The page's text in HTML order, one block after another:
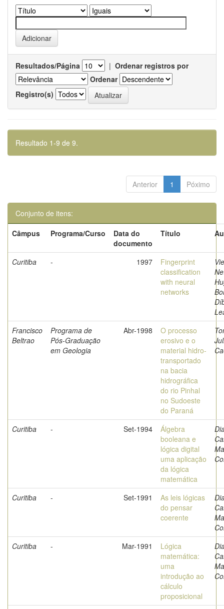
Resultados/Página | Ordenar registros por
Ordenar
Registro(s)
Resultado 1-9 de 9.
Anterior 1 Póximo
Conjunto de itens:
Câmpus
Programa/Curso
Data do
documento
Título
Curitiba - 1997
Fingerprint
classification
with neural
networks
Francisco
Beltrao
Programa de
Pós-Graduação
em Geologia
Abr-1998
O processo
erosivo e o
material hidro-
transportado
na bacia
hidrográfica
do rio Pinhal
no Sudoeste
do Paraná
Curitiba - Set-1994
Álgebra
booleana e
lógica digital
uma aplicação
da lógica
matemática
Curitiba - Set-1991
As leis lógicas
do pensar
coerente
Curitiba
- Mar-1991
Lógica
matemática:
uma
introdução ao
cálculo
proposicional